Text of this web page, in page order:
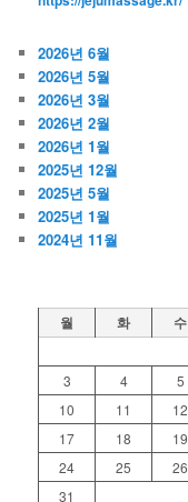
2026년 6월
2026년 5월
2026년 3월
2026년 2월
2026년 1월
2025년 12월
2025년 5월
2025년 1월
2024년 11월
월 화 수
3
4 5
10
11 12
17
18 19
24
25 26
31